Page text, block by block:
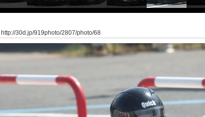
http://30d.jp/919photo/2807/photo/68